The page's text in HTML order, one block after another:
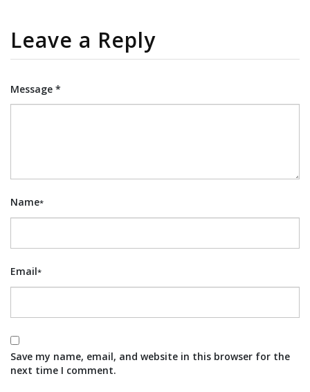
Leave a Reply
Message *
Name*
Email*
Save my name, email, and website in this browser for the
next time I comment.